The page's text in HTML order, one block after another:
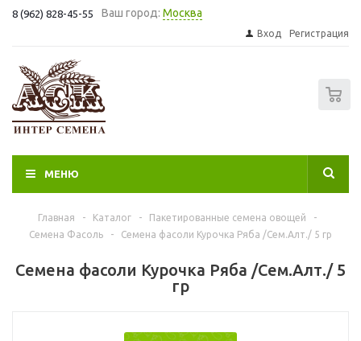
8 (962) 828-45-55 Ваш город: Москва
Вход Регистрация
МЕНЮ
Главная - Каталог - Пакетированные семена овощей
-
Семена Фасоль
- Семена фасоли Курочка Ряба /Сем.Алт./ 5 гр
Семена фасоли Курочка Ряба /Сем.Алт./ 5
гр